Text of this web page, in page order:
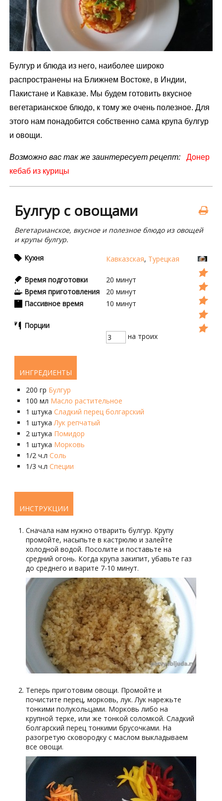
Булгур и блюда из него, наиболее широко
распространены на Ближнем Востоке, в Индии,
Пакистане и Кавказе. Мы будем готовить вкусное
вегетарианское блюдо, к тому же очень полезное. Для
этого нам понадобится собственно сама крупа булгур
и овощи.
Возможно вас так же заинтересует рецепт:
Донер
кебаб из курицы
Булгур с овощами
Вегетарианское, вкусное и полезное блюдо из овощей
и крупы булгур.
Кухня
Кавказская, Турецкая
Время подготовки 20 минут
Время приготовления
20 минут
Пассивное время
10 минут
Порции
на троих
ИНГРЕДИЕНТЫ
200 гр Булгур
100 мл Масло растительное
1 штука Сладкий перец болгарский
1 штука Лук репчатый
2 штука Помидор
1 штука Морковь
1/2 ч.л Соль
1/3 ч.л Специи
ИНСТРУКЦИИ
Сначала нам нужно отварить булгур. Крупу
промойте, насыпьте в кастрюлю и залейте
холодной водой. Посолите и поставьте на
средний огонь. Когда крупа закипит, убавьте газ
до среднего и варите 7-10 минут.
Теперь приготовим овощи. Промойте и
почистите перец, морковь, лук. Лук нарежьте
тонкими полукольцами. Морковь либо на
крупной терке, или же тонкой соломкой. Сладкий
болгарский перец тонкими брусочками. На
разогретую сковородку с маслом выкладываем
все овощи.